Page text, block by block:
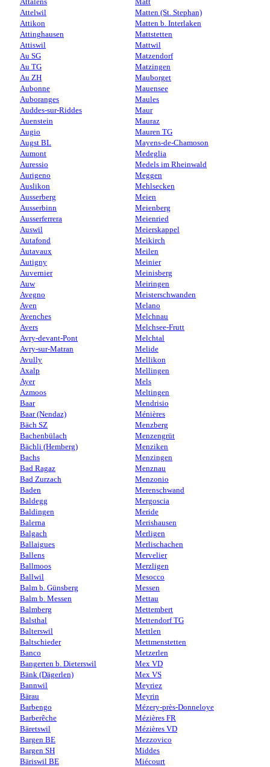
Attelwil
Attikon
Attinghausen
Attiswil
Au SG
Au TG
Au ZH
Aubonne
Auboranges
Auddes-sur-Riddes
Auenstein
Augio
Augst BL
Aumont
Auressio
Aurigeno
Auslikon
Ausserberg
Ausserbinn
Ausserferrera
Auswil
Autafond
Autavaux
Autigny
Auvernier
Auw
Avegno
Aven
Avenches
Avers
Avry-devant-Pont
Avry-sur-Matran
Avully
Axalp
Ayer
Azmoos
Baar
Baar (Nendaz)
Bäch SZ
Bachenbülach
Bächli (Hemberg)
Bachs
Bad Ragaz
Bad Zurzach
Baden
Baldegg
Baldingen
Balerna
Balgach
Ballaigues
Ballens
Ballmoos
Ballwil
Balm b. Günsberg
Balm b. Messen
Balmberg
Balsthal
Balterswil
Baltschieder
Banco
Bangerten b. Dieterswil
Bänk (Dägerlen)
Bannwil
Bärau
Barbengo
Barberêche
Bäretswil
Bargen BE
Bargen SH
Bäriswil BE
Matten (St. Stephan)
Matten b. Interlaken
Mattstetten
Mattwil
Matzendorf
Matzingen
Mauborget
Mauensee
Maules
Maur
Mauraz
Mauren TG
Mayens-de-Chamoson
Medeglia
Medels im Rheinwald
Meggen
Mehlsecken
Meien
Meienberg
Meienried
Meierskappel
Meikirch
Meilen
Meinier
Meinisberg
Meiringen
Meisterschwanden
Melano
Melchnau
Melchsee-Frutt
Melchtal
Melide
Mellikon
Mellingen
Mels
Meltingen
Mendrisio
Ménières
Menzberg
Menzengrüt
Menziken
Menzingen
Menznau
Menzonio
Merenschwand
Mergoscia
Meride
Merishausen
Merligen
Merlischachen
Mervelier
Merzligen
Mesocco
Messen
Mettau
Mettembert
Mettendorf TG
Mettlen
Mettmenstetten
Metzerlen
Mex VD
Mex VS
Meyriez
Meyrin
Mézery-près-Donneloye
Mézières FR
Mézières VD
Mezzovico
Middes
Miécourt